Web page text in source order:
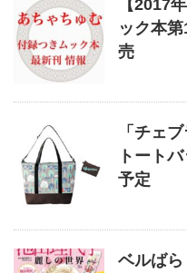
【2017
ック本
売
「チェ
トート
予定
ベルば